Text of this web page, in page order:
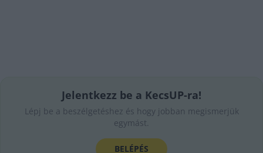
Jelentkezz be a KecsUP-ra!
Lépj be a beszélgetéshez és hogy jobban megismerjük
egymást.
BELÉPÉS